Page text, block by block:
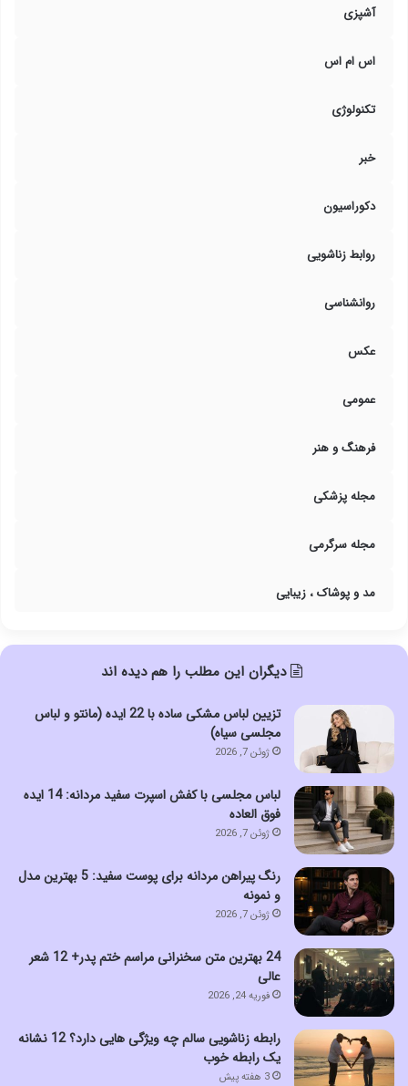
آشپزی
اس ام اس
تکنولوژی
خبر
دکوراسیون
روابط زناشویی
روانشناسی
عکس
عمومی
فرهنگ و هنر
مجله پزشکی
مجله سرگرمی
مد و پوشاک ، زیبایی
دیگران این مطلب را هم دیده اند
تزیین لباس مشکی ساده با 22 ایده (مانتو و لباس
مجلسی سیاه)
ژوئن 7, 2026
لباس مجلسی با کفش اسپرت سفید مردانه: 14 ایده
فوق العاده
ژوئن 7, 2026
رنگ پیراهن مردانه برای پوست سفید: 5 بهترین مدل
و نمونه
ژوئن 7, 2026
24 بهترین متن سخنرانی مراسم ختم پدر+ 12 شعر
عالی
فوریه 24, 2026
رابطه زناشویی سالم چه ویژگی هایی دارد؟ 12 نشانه
یک رابطه خوب
3 هفته پیش